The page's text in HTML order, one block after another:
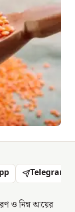
Telegram
ও নিম্ন আয়ের